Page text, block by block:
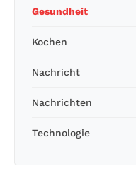
Gesundheit
Kochen
Nachricht
Nachrichten
Technologie